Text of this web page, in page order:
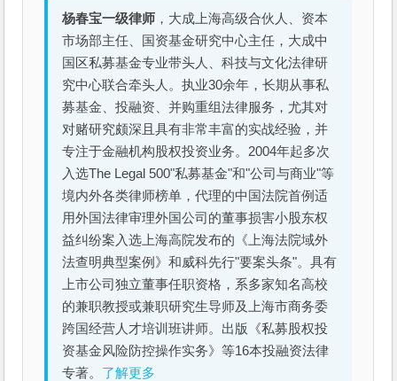
杨春宝一级律师 ，大成上海高级合伙人、资本
市场部主任、国资基金研究中心主任，大成中
国区私募基金专业带头人、科技与文化法律研
究中心联合牵头人。执业30余年，长期从事私
募基金、投融资、并购重组法律服务，尤其对
对赌研究颇深且具有非常丰富的实战经验，并
专注于金融机构股权投资业务。2004年起多次
入选The Legal 500"私募基金"和"公司与商业"等
境内外各类律师榜单，代理的中国法院首例适
用外国法律审理外国公司的董事损害小股东权
益纠纷案入选上海高院发布的《上海法院域外
法查明典型案例》和威科先行"要案头条"。具有
上市公司独立董事任职资格，系多家知名高校
的兼职教授或兼职研究生导师及上海市商务委
跨国经营人才培训班讲师。出版《私募股权投
资基金风险防控操作实务》等16本投融资法律
专著。 了解更多